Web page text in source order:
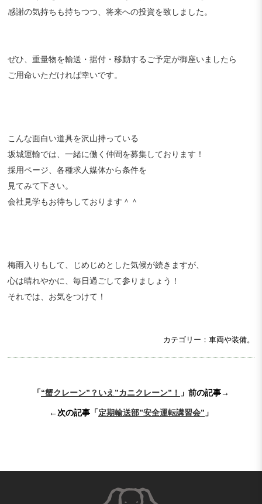
感謝の気持ちも持ちつつ、将来への投資を致しました。
ぜひ、重量物を輸送・据付・移動するご予定が御座いましたら
ご用命いただければ幸いです。
こんな面白い道具を沢山持っている
坂城運輸では、一緒に働く仲間を募集しております！
採用ページ、各種求人媒体から条件を
見てみて下さい。
会社見学もお待ちしております＾＾
梅雨入りもして、じめじめとした気候が続きますが、
心は晴れやかに、毎日過ごして参りましょう！
それでは、お気をつけて！
カテゴリー：車両や装備。
「“蟹クレーン”？いえ”カニクレーン”！ 」前の記事→
←次の記事「定期輸送部”安全運転講習会” 」